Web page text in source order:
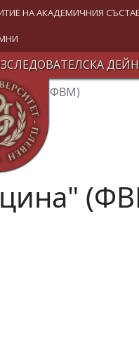
НА АКАДЕМИЧНИЯ
(ФВМ)